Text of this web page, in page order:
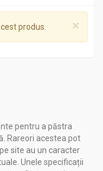
×
produs.
pentru a păstra
Rareori acestea pot
site au un caracter
Unele specificații